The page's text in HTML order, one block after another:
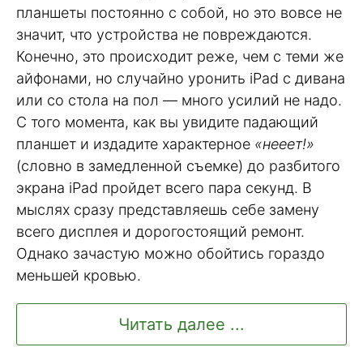
планшеты постоянно с собой, но это вовсе не
значит, что устройства не повреждаются.
Конечно, это происходит реже, чем с теми же
айфонами, но случайно уронить iPad с дивана
или со стола на пол — много усилий не надо.
С того момента, как вы увидите падающий
планшет и издадите характерное «нееет!»
(словно в замедленной съемке) до разбитого
экрана iPad пройдет всего пара секунд. В
мыслях сразу представляешь себе замену
всего дисплея и дорогостоящий ремонт.
Однако зачастую можно обойтись гораздо
меньшей кровью.
Читать далее ...